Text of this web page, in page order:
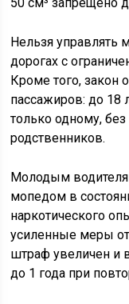
Нельзя управлять
дорогах с
Кроме того, закон
пассажиров: до 18
только одному,
родственников.
Молодым
мопедом в
наркотического
усиленные меры
штраф увеличен и
до 1 года при